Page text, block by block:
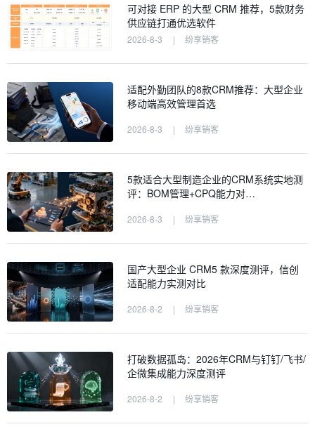
可对接 ERP 的大型 CRM 推荐，5款财务
供应链打通优选软件
2026-8-3 | 纷享销客
适配外勤团队的8款CRM推荐：大型企业
移动端高效管理首选
2026-8-3 | 纷享销客
5款适合大型制造企业的CRM系统实地测
评：BOM管理+CPQ能力对…
2026-8-3 | 纷享销客
国产大型企业 CRM5 款深度测评，信创
适配能力实测对比
2026-8-2 | 纷享销客
打破数据孤岛：2026年CRM与钉钉/飞书/
企微集成能力深度测评
2026-8-2 | 纷享销客